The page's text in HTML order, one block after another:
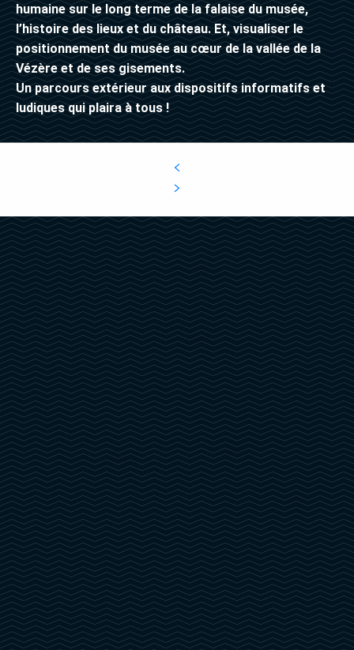
humaine sur le long terme de la falaise du musée,
l’histoire des lieux et du château. Et, visualiser le
positionnement du musée au cœur de la vallée de la
Vézère et de ses gisements.
Un parcours extérieur aux dispositifs informatifs et
ludiques qui plaira à tous !